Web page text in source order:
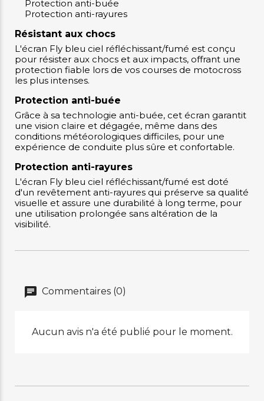
Protection anti-buée
Protection anti-rayures
Résistant aux chocs
L'écran Fly bleu ciel réfléchissant/fumé est conçu
pour résister aux chocs et aux impacts, offrant une
protection fiable lors de vos courses de motocross
les plus intenses.
Protection anti-buée
Grâce à sa technologie anti-buée, cet écran garantit
une vision claire et dégagée, même dans des
conditions météorologiques difficiles, pour une
expérience de conduite plus sûre et confortable.
Protection anti-rayures
L'écran Fly bleu ciel réfléchissant/fumé est doté
d'un revêtement anti-rayures qui préserve sa qualité
visuelle et assure une durabilité à long terme, pour
une utilisation prolongée sans altération de la
visibilité.
Commentaires (0)
Aucun avis n'a été publié pour le moment.